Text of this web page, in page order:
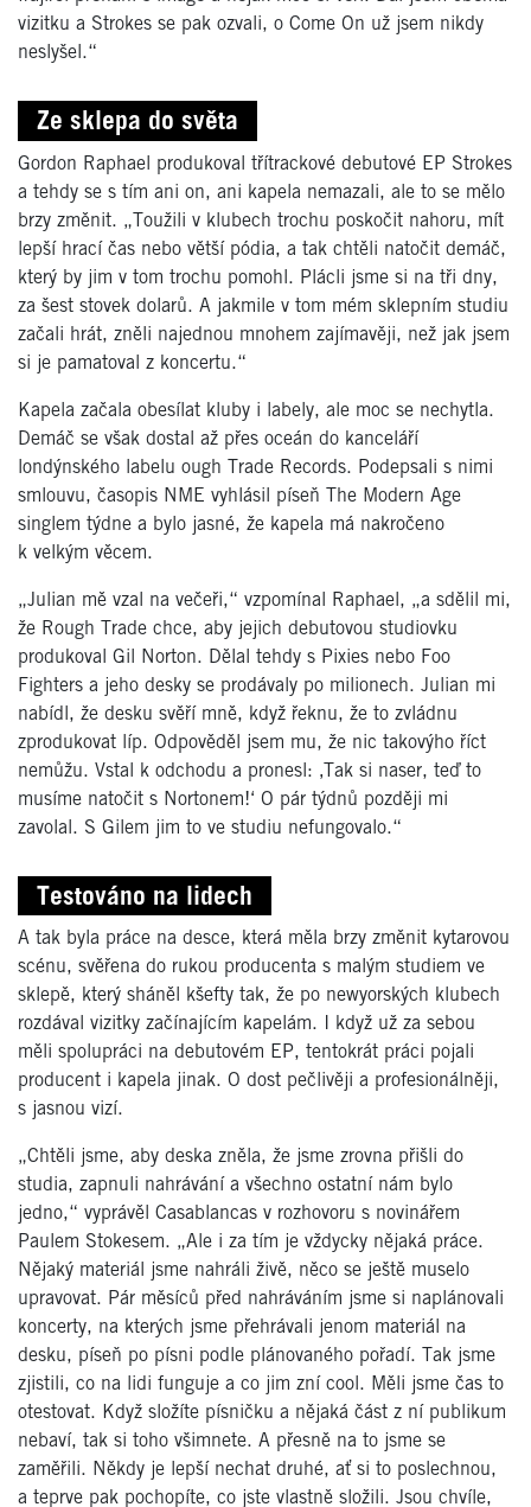
vizitku a Strokes se pak ozvali, o Come On už jsem nikdy
neslyšel.“
Ze sklepa do světa
Gordon Raphael produkoval třítrackové debutové EP Strokes
a tehdy se s tím ani on, ani kapela nemazali, ale to se mělo
brzy změnit. „Toužili v klubech trochu poskočit nahoru, mít
lepší hrací čas nebo větší pódia, a tak chtěli natočit demáč,
který by jim v tom trochu pomohl. Plácli jsme si na tři dny,
za šest stovek dolarů. A jakmile v tom mém sklepním studiu
začali hrát, zněli najednou mnohem zajímavěji, než jak jsem
si je pamatoval z koncertu.“
Kapela začala obesílat kluby i labely, ale moc se nechytla.
Demáč se však dostal až přes oceán do kanceláří
londýnského labelu ough Trade Records. Podepsali s nimi
smlouvu, časopis NME vyhlásil píseň The Modern Age
singlem týdne a bylo jasné, že kapela má nakročeno
k velkým věcem.
„Julian mě vzal na večeři,“ vzpomínal Raphael, „a sdělil mi,
že Rough Trade chce, aby jejich debutovou studiovku
produkoval Gil Norton. Dělal tehdy s Pixies nebo Foo
Fighters a jeho desky se prodávaly po milionech. Julian mi
nabídl, že desku svěří mně, když řeknu, že to zvládnu
zprodukovat líp. Odpověděl jsem mu, že nic takovýho říct
nemůžu. Vstal k odchodu a pronesl: ‚Tak si naser, teď to
musíme natočit s Nortonem!‘ O pár týdnů později mi
zavolal. S Gilem jim to ve studiu nefungovalo.“
Testováno na lidech
A tak byla práce na desce, která měla brzy změnit kytarovou
scénu, svěřena do rukou producenta s malým studiem ve
sklepě, který sháněl kšefty tak, že po newyorských klubech
rozdával vizitky začínajícím kapelám. I když už za sebou
měli spolupráci na debutovém EP, tentokrát práci pojali
producent i kapela jinak. O dost pečlivěji a profesionálněji,
s jasnou vizí.
„Chtěli jsme, aby deska zněla, že jsme zrovna přišli do
studia, zapnuli nahrávání a všechno ostatní nám bylo
jedno,“ vyprávěl Casablancas v rozhovoru s novinářem
Paulem Stokesem. „Ale i za tím je vždycky nějaká práce.
Nějaký materiál jsme nahráli živě, něco se ještě muselo
upravovat. Pár měsíců před nahráváním jsme si naplánovali
koncerty, na kterých jsme přehrávali jenom materiál na
desku, píseň po písni podle plánovaného pořadí. Tak jsme
zjistili, co na lidi funguje a co jim zní cool. Měli jsme čas to
otestovat. Když složíte písničku a nějaká část z ní publikum
nebaví, tak si toho všimnete. A přesně na to jsme se
zaměřili. Někdy je lepší nechat druhé, ať si to poslechnou,
a teprve pak pochopíte, co jste vlastně složili. Jsou chvíle,